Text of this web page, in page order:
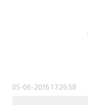
05-06-2016 17:26:58